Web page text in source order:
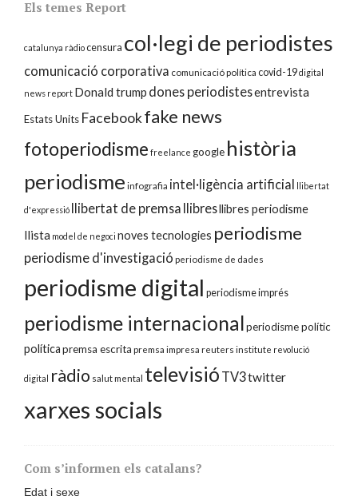
Els temes Report
catalunya ràdiocensura col·legi de periodistes
comunicació corporativa comunicació política covid-19digital
news report Donald trump dones periodistesentrevista
Estats Units Facebookfake news
fotoperiodisme freelance google història
periodisme infografia intel·ligència artificial llibertat
d'expressió llibertat de premsa llibresllibres periodisme
llista model de negoci noves tecnologies periodisme
periodisme d'investigació periodisme de dades
periodisme digital periodisme imprés
periodisme internacionalperiodisme polític
políticapremsa escrita premsa impresa reuters institute revolució
digital ràdio salut mental televisió TV3twitter
xarxes socials
Com s’informen els catalans?
Edat i sexe